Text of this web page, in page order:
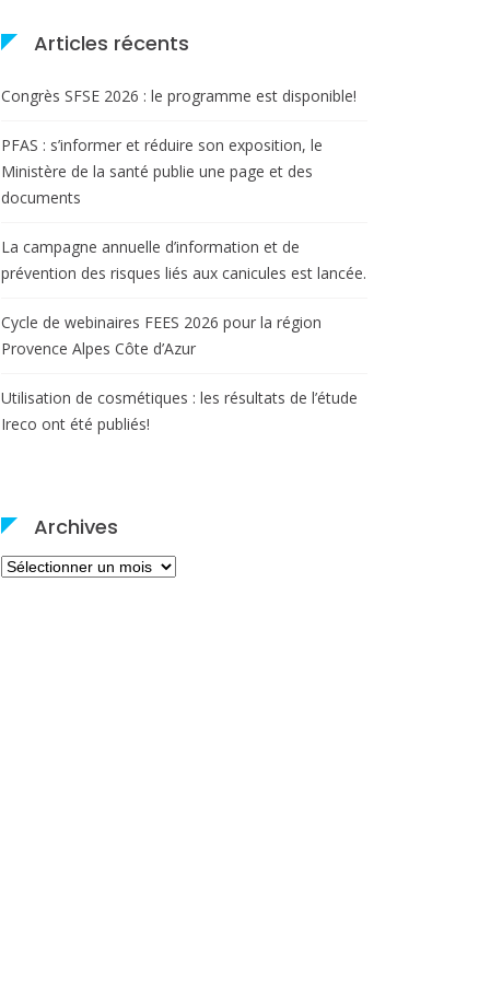
Articles récents
Congrès SFSE 2026 : le programme est disponible!
PFAS : s’informer et réduire son exposition, le
Ministère de la santé publie une page et des
documents
La campagne annuelle d’information et de
prévention des risques liés aux canicules est lancée.
Cycle de webinaires FEES 2026 pour la région
Provence Alpes Côte d’Azur
Utilisation de cosmétiques : les résultats de l’étude
Ireco ont été publiés!
Archives
Archives